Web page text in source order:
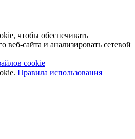
чтобы обеспечивать
веб-сайта и анализировать сетевой
cookie
Правила использования